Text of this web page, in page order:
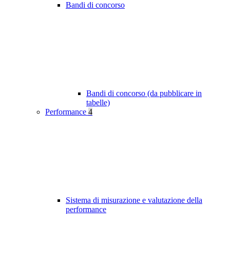
Bandi di concorso
Bandi di concorso (da pubblicare in
tabelle)
Performance 4
Sistema di misurazione e valutazione della
performance